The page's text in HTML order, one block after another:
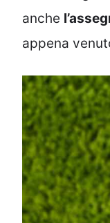
anche
appena